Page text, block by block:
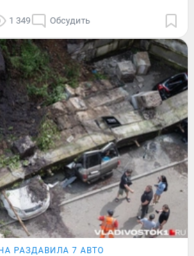
1 349 Обсудить
РАЗДАВИЛА 7 АВТО